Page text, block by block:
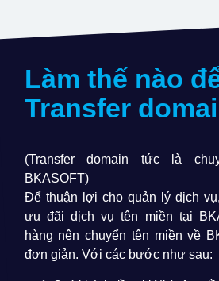
Làm thế nào
Transfer
(Transfer domain tức là
BKASOFT)
Để thuận lợi cho quản lý dịch
ưu đãi dịch vụ tên miền tại
hàng nên chuyển tên miền về
đơn giản. Với các bước như sau: